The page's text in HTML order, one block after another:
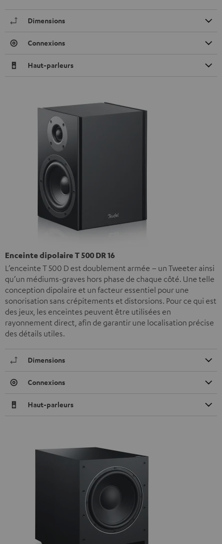
Dimensions
Connexions
Haut-parleurs
Enceinte dipolaire T 500 DR 16
L’enceinte T 500 D est doublement armée – un Tweeter ainsi
qu’un médiums-graves hors phase de chaque côté. Une telle
conception dipolaire et un facteur essentiel pour une
sonorisation sans crépitements et distorsions. Pour ce qui est
des jeux, les enceintes peuvent être utilisées en
rayonnement direct, afin de garantir une localisation précise
des détails utiles.
Dimensions
Connexions
Haut-parleurs